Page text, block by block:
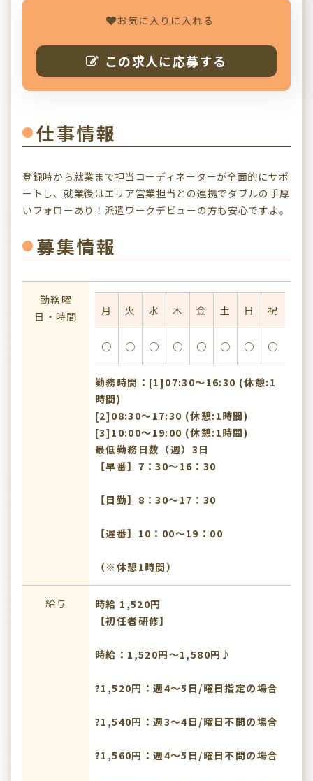
お気に入りに入れる
この求人に応募する
仕事情報
登録時から就業まで担当コーディネーターが全面的にサポ
ートし、就業後はエリア営業担当との連携でダブルの手厚
いフォローあり！派遣ワークデビューの方も安心ですよ。
募集情報
勤務曜
日・時間
月 火 水 木 金 土 日 祝
○ ○ ○ ○ ○ ○ ○ ○
勤務時間：[1]07:30〜16:30 (休憩:1
時間)
[2]08:30〜17:30 (休憩:1時間)
[3]10:00〜19:00 (休憩:1時間)
最低勤務日数（週）3日
【早番】7：30～16：30
【日勤】8：30～17：30
【遅番】10：00～19：00
（※休憩1時間）
給与
時給 1,520円
【初任者研修】
時給：1,520円～1,580円♪
?1,520円：週4～5日/曜日指定の場合
?1,540円：週3～4日/曜日不問の場合
?1,560円：週4～5日/曜日不問の場合